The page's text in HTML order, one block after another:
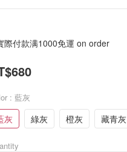
際付款满1000免運 on order
: 藍灰
灰 綠灰 橙灰 藏青灰